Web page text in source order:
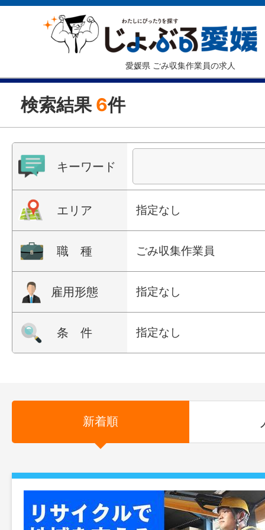
愛媛県 ごみ収集作業員の求人
検索結果 6件
キーワード
エリア 指定なし
職 種 ごみ収集作業員
雇用形態 指定なし
条 件 指定なし
新着順